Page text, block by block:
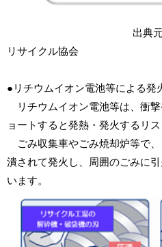
出典元：公益財団
リサイクル協会
●リチウムイオン電池等による発
リチウムイオン電池等は、衝
ョートすると発熱・発火するリス
ごみ収集車やごみ焼却炉等で
潰されて発火し、周囲のごみに
います。